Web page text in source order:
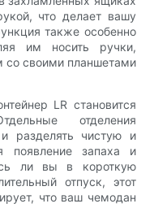
что делает вашу
также особенно
им носить ручки,
со своими планшетами
LR становится
отделения
разделять чистую и
появление запаха и
ли вы в короткую
отпуск, этот
что ваш чемодан